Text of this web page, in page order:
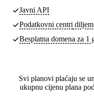
Javni API
Podatkovni centri
Besplatna domena za 1
Svi planovi plaćaju se
ukupnu cijenu plana